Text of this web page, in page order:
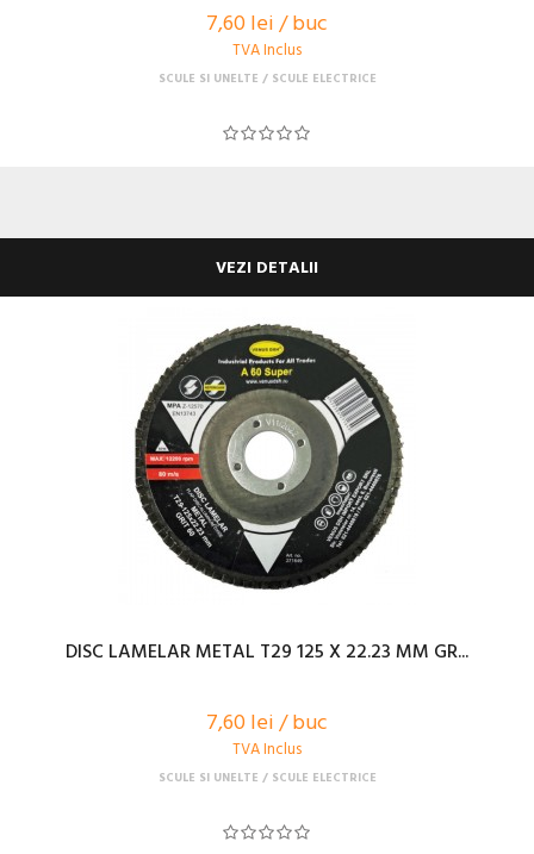
7,60 lei / buc
TVA Inclus
SCULE SI UNELTE SCULE ELECTRICE
VEZI DETALII
DISC LAMELAR METAL T29 125 X 22.23 MM GR...
7,60 lei / buc
TVA Inclus
SCULE SI UNELTE SCULE ELECTRICE